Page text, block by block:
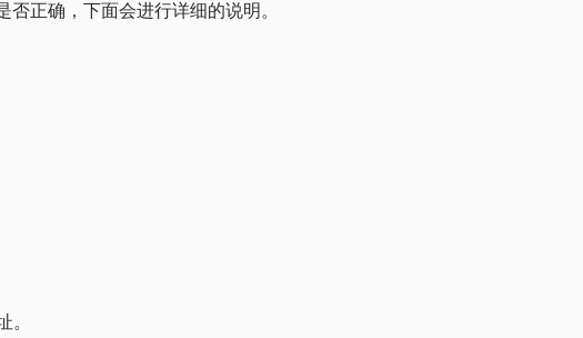
正确，下面会进行详细的说明。
。